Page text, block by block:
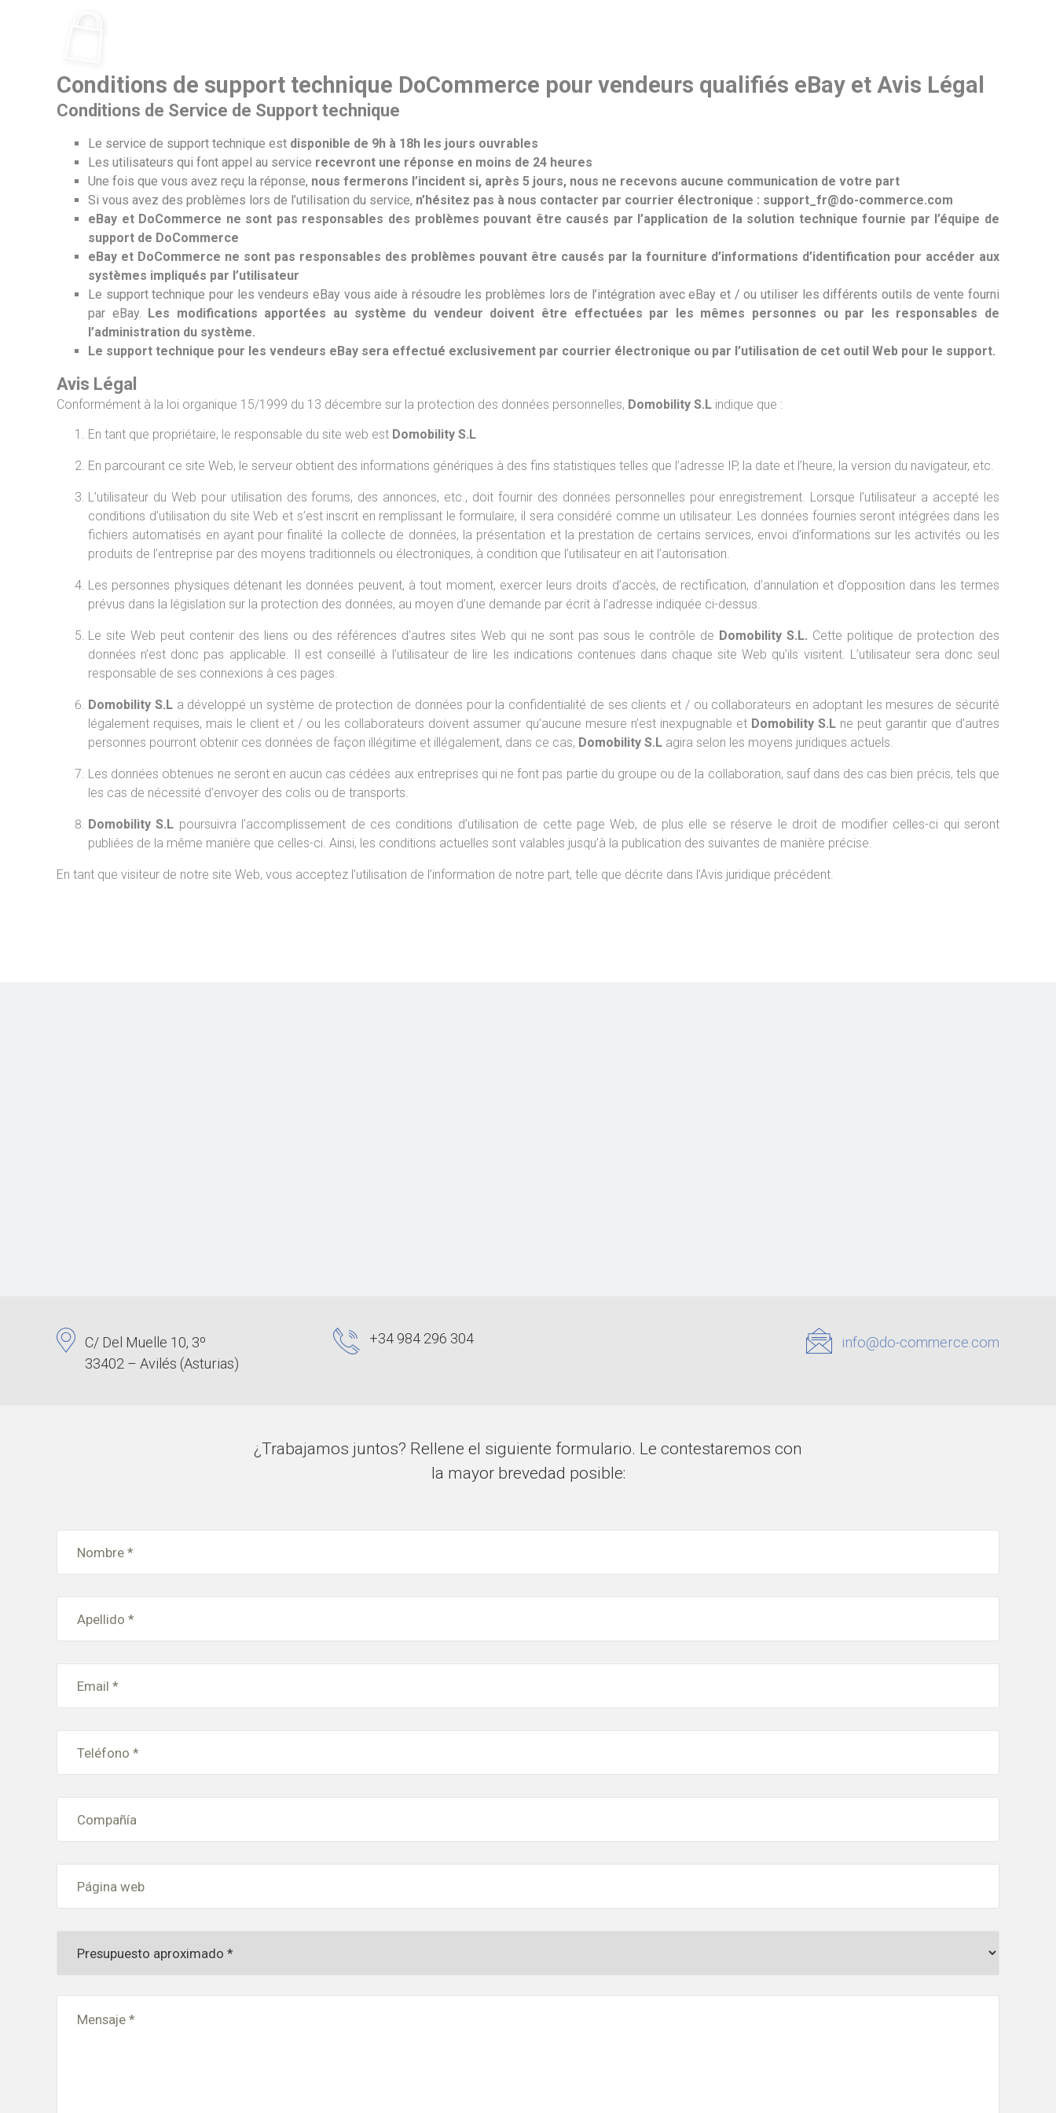
Conditions de support technique DoCommerce pour vendeurs qualifiés eBay et Avis Légal
Conditions de Service de Support technique
Le service de support technique est disponible de 9h à 18h les jours ouvrables
Les utilisateurs qui font appel au service recevront une réponse en moins de 24 heures
Une fois que vous avez reçu la réponse, nous fermerons l’incident si, après 5 jours, nous ne recevons aucune communication de votre part
Si vous avez des problèmes lors de l’utilisation du service, n’hésitez pas à nous contacter par courrier électronique : support_fr@do-commerce.com
eBay et DoCommerce ne sont pas responsables des problèmes pouvant être causés par l’application de la solution technique fournie par l’équipe de
support de DoCommerce
eBay et DoCommerce ne sont pas responsables des problèmes pouvant être causés par la fourniture d’informations d’identification pour accéder aux
systèmes impliqués par l’utilisateur
Le support technique pour les vendeurs eBay vous aide à résoudre les problèmes lors de l’intégration avec eBay et / ou utiliser les différents outils de vente fourni
par eBay. Les modifications apportées au système du vendeur doivent être effectuées par les mêmes personnes ou par les responsables de
l’administration du système.
Le support technique pour les vendeurs eBay sera effectué exclusivement par courrier électronique ou par l’utilisation de cet outil Web pour le support.
Avis Légal
Conformément à la loi organique 15/1999 du 13 décembre sur la protection des données personnelles, Domobility S.L indique que :
En tant que propriétaire, le responsable du site web est Domobility S.L
En parcourant ce site Web, le serveur obtient des informations génériques à des fins statistiques telles que l’adresse IP, la date et l’heure, la version du navigateur, etc.
L’utilisateur du Web pour utilisation des forums, des annonces, etc., doit fournir des données personnelles pour enregistrement. Lorsque l’utilisateur a accepté les
conditions d’utilisation du site Web et s’est inscrit en remplissant le formulaire, il sera considéré comme un utilisateur. Les données fournies seront intégrées dans les
fichiers automatisés en ayant pour finalité la collecte de données, la présentation et la prestation de certains services, envoi d’informations sur les activités ou les
produits de l’entreprise par des moyens traditionnels ou électroniques, à condition que l’utilisateur en ait l’autorisation.
Les personnes physiques détenant les données peuvent, à tout moment, exercer leurs droits d’accès, de rectification, d’annulation et d’opposition dans les termes
prévus dans la législation sur la protection des données, au moyen d’une demande par écrit à l’adresse indiquée ci-dessus.
Le site Web peut contenir des liens ou des références d’autres sites Web qui ne sont pas sous le contrôle de Domobility S.L. Cette politique de protection des
données n’est donc pas applicable. Il est conseillé à l’utilisateur de lire les indications contenues dans chaque site Web qu’ils visitent. L’utilisateur sera donc seul
responsable de ses connexions à ces pages.
Domobility S.La développé un système de protection de données pour la confidentialité de ses clients et / ou collaborateurs en adoptant les mesures de sécurité
légalement requises, mais le client et / ou les collaborateurs doivent assumer qu’aucune mesure n’est inexpugnable et Domobility S.Lne peut garantir que d’autres
personnes pourront obtenir ces données de façon illégitime et illégalement, dans ce cas, Domobility S.L agira selon les moyens juridiques actuels.
Les données obtenues ne seront en aucun cas cédées aux entreprises qui ne font pas partie du groupe ou de la collaboration, sauf dans des cas bien précis, tels que
les cas de nécessité d’envoyer des colis ou de transports.
Domobility S.L poursuivra l’accomplissement de ces conditions d’utilisation de cette page Web, de plus elle se réserve le droit de modifier celles-ci qui seront
publiées de la même manière que celles-ci. Ainsi, les conditions actuelles sont valables jusqu’à la publication des suivantes de manière précise.
En tant que visiteur de notre site Web, vous acceptez l’utilisation de l’information de notre part, telle que décrite dans l’Avis juridique précédent.
C/ Del Muelle 10, 3º
33402 – Avilés (Asturias)
+34 984 296 304 info@do-commerce.com
¿Trabajamos juntos? Rellene el siguiente formulario. Le contestaremos con
la mayor brevedad posible: